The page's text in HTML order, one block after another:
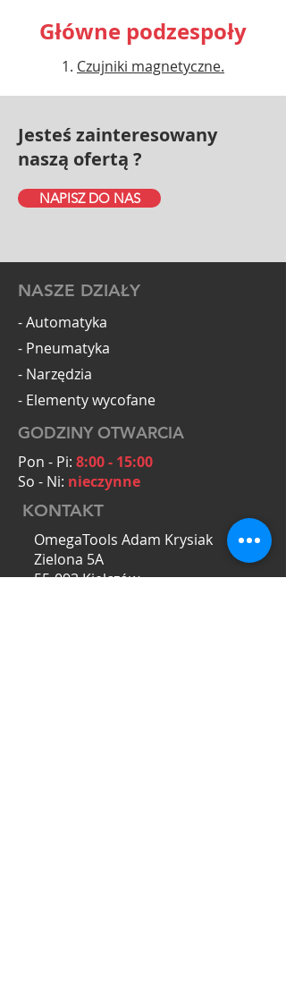
Główne podzespoły
Czujniki magnetyczne.
Jesteś zainteresowany
naszą ofertą ?
NAPISZ DO NAS
NASZE DZIAŁY
- Automatyka
- Pneumatyka
- Narzędzia
- Elementy wycofane
GODZINY OTWARCIA
Pon - Pi: 8:00 - 15:00
So - Ni: nieczynne
KONTAKT
OmegaTools Adam Krysiak
Zielona 5A
55-093 Kiełczów